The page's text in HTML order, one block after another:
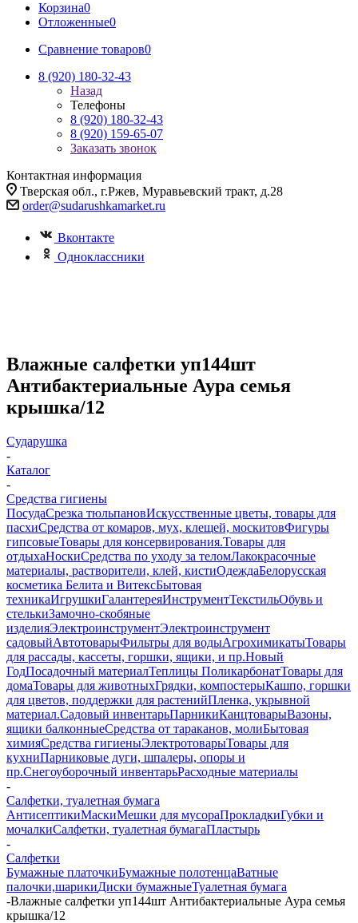
Корзина0
Отложенные0
Сравнение товаров0
8 (920) 180-32-43
Назад
Телефоны
8 (920) 180-32-43
8 (920) 159-65-07
Заказать звонок
Контактная информация
Тверская обл., г.Ржев, Муравьевский тракт, д.28
order@sudarushkamarket.ru
Вконтакте
Одноклассники
Влажные салфетки уп144шт
Антибактериальные Аура семья
крышка/12
Сударушка
-
Каталог
-
Средства гигиены
ПосудаСрезка тюльпановИскусственные цветы, товары для
пасхиСредства от комаров, мух, клещей, москитовФигуры
гипсовыеТовары для консервирования.Товары для
отдыхаНоскиСредства по уходу за теломЛакокрасочные
материалы, растворители, клей, кистиОдеждаБелорусская
косметика Белита и ВитексБытовая
техникаИгрушкиГалантереяИнструментТекстильОбувь и
стелькиЗамочно-скобяные
изделияЭлектроинструментЭлектроинструмент
садовыйАвтотоварыФильтры для водыАгрохимикатыТовары
для рассады, кассеты, горшки, ящики, и пр.Новый
ГодПосадочный материалТеплицы ПоликарбонатТовары для
домаТовары для животныхГрядки, компостерыКашпо, горшки
для цветов, поддержки для растенийПленка, укрывной
материал.Садовый инвентарьПарникиКанцтоварыВазоны,
ящики балконныеСредства от тараканов, молиБытовая
химияСредства гигиеныЭлектротоварыТовары для
кухниПарниковые дуги, шпалеры, опоры и
пр.Снегоуборочный инвентарьРасходные материалы
-
Салфетки, туалетная бумага
АнтисептикиМаскиМешки для мусораПрокладкиГубки и
мочалкиСалфетки, туалетная бумагаПластырь
-
Салфетки
Бумажные платочкиБумажные полотенцаВатные
палочки,шарикиДиски бумажныеТуалетная бумага
-Влажные салфетки уп144шт Антибактериальные Аура семья
крышка/12